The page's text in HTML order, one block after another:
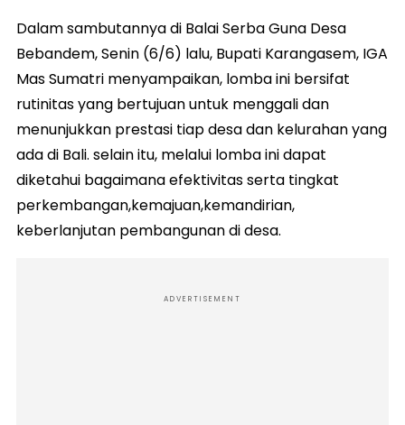
Dalam sambutannya di Balai Serba Guna Desa
Bebandem, Senin (6/6) lalu, Bupati Karangasem, IGA
Mas Sumatri menyampaikan, lomba ini bersifat
rutinitas yang bertujuan untuk menggali dan
menunjukkan prestasi tiap desa dan kelurahan yang
ada di Bali. selain itu, melalui lomba ini dapat
diketahui bagaimana efektivitas serta tingkat
perkembangan,kemajuan,kemandirian,
keberlanjutan pembangunan di desa.
ADVERTISEMENT